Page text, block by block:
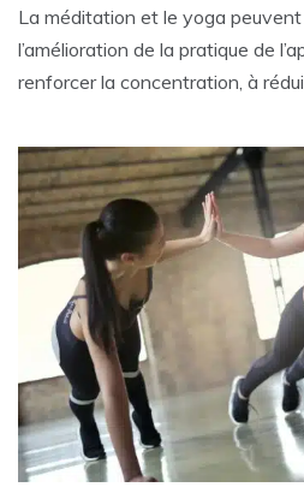
La méditation et le yoga
l’amélioration de la pratique de
renforcer la concentration, à